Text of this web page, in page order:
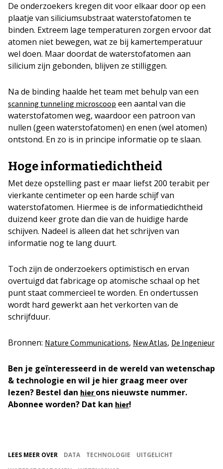
De onderzoekers kregen dit voor elkaar door op een
plaatje van siliciumsubstraat waterstofatomen te
binden. Extreem lage temperaturen zorgen ervoor dat
atomen niet bewegen, wat ze bij kamertemperatuur
wel doen. Maar doordat de waterstofatomen aan
silicium zijn gebonden, blijven ze stilliggen.
Na de binding haalde het team met behulp van een
scanning tunneling microscoop een aantal van die
waterstofatomen weg, waardoor een patroon van
nullen (geen waterstofatomen) en enen (wel atomen)
ontstond. En zo is in principe informatie op te slaan.
Hoge informatiedichtheid
Met deze opstelling past er maar liefst 200 terabit per
vierkante centimeter op een harde schijf van
waterstofatomen. Hiermee is de informatiedichtheid
duizend keer grote dan die van de huidige harde
schijven. Nadeel is alleen dat het schrijven van
informatie nog te lang duurt.
Toch zijn de onderzoekers optimistisch en ervan
overtuigd dat fabricage op atomische schaal op het
punt staat commercieel te worden. En ondertussen
wordt hard gewerkt aan het verkorten van de
schrijfduur.
Bronnen: Nature Communications, New Atlas, De Ingenieur
Ben je geïnteresseerd in de wereld van wetenschap
& technologie en wil je hier graag meer over
lezen? Bestel dan hierons nieuwste nummer.
Abonnee worden? Dat kan hier!
LEES MEER OVER DATA TECHNOLOGIE
UITGELICHT